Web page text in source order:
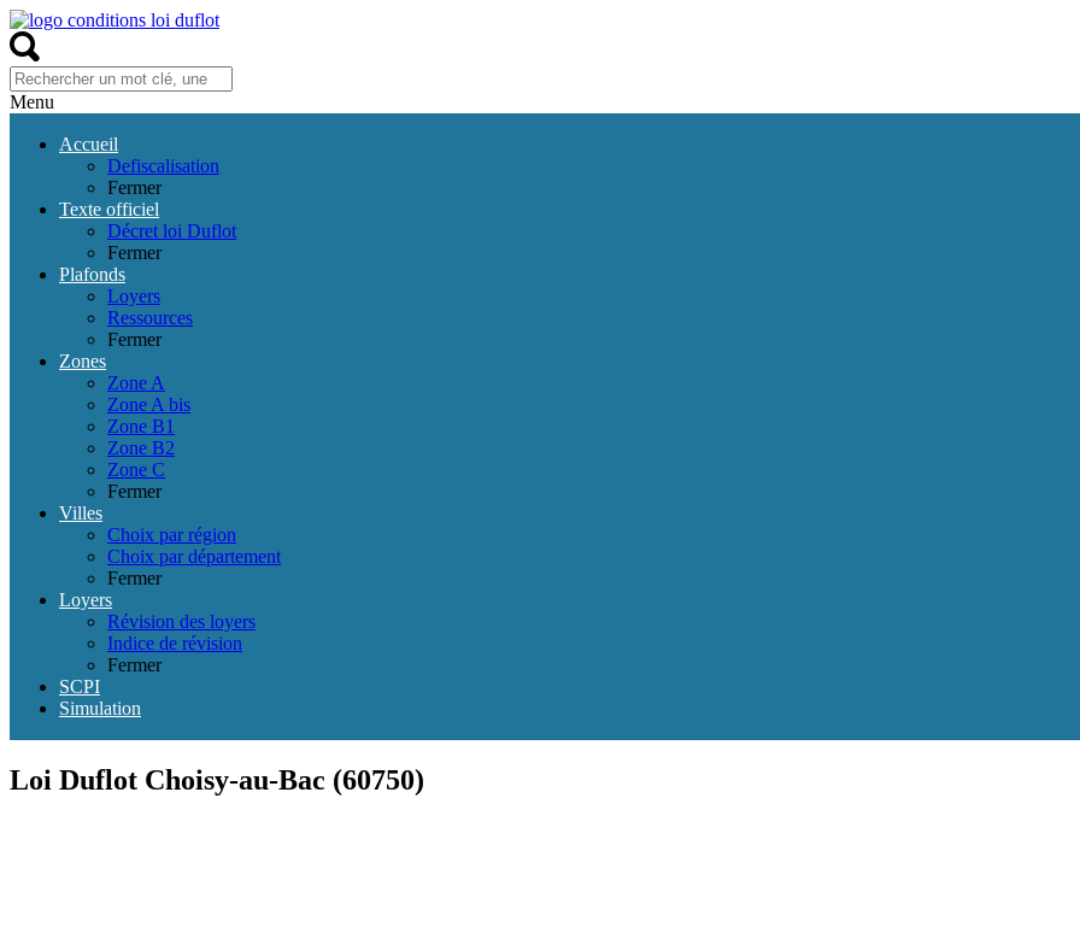
Menu
Accueil
Defiscalisation
Fermer
Texte officiel
Décret loi Duflot
Fermer
Plafonds
Loyers
Ressources
Fermer
Zones
Zone A
Zone A bis
Zone B1
Zone B2
Zone C
Fermer
Villes
Choix par région
Choix par département
Fermer
Loyers
Révision des loyers
Indice de révision
Fermer
SCPI
Simulation
Loi Duflot Choisy-au-Bac (60750)